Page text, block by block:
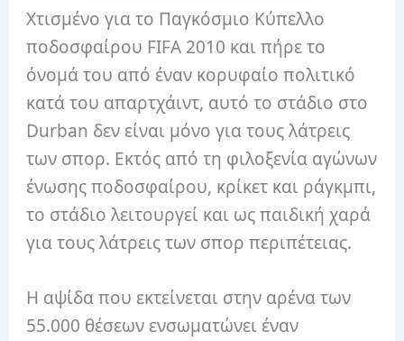
Χτισμένο για το Παγκόσμιο Κύπελλο
ποδοσφαίρου FIFA 2010 και πήρε το
όνομά του από έναν κορυφαίο πολιτικό
κατά του απαρτχάιντ, αυτό το στάδιο στο
Durban δεν είναι μόνο για τους λάτρεις
των σπορ. Εκτός από τη φιλοξενία αγώνων
ένωσης ποδοσφαίρου, κρίκετ και ράγκμπι,
το στάδιο λειτουργεί και ως παιδική χαρά
για τους λάτρεις των σπορ περιπέτειας.
Η αψίδα που εκτείνεται στην αρένα των
55.000 θέσεων ενσωματώνει έναν